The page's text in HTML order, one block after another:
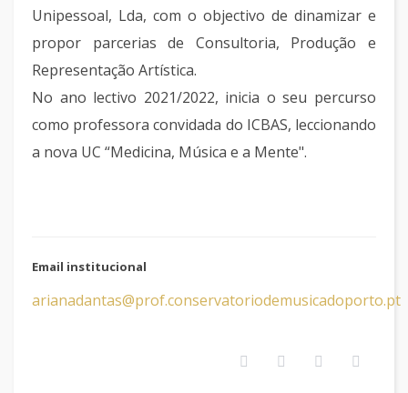
Unipessoal, Lda, com o objectivo de dinamizar e
propor parcerias de Consultoria, Produção e
Representação Artística.
No ano lectivo 2021/2022, inicia o seu percurso
como professora convidada do ICBAS, leccionando
a nova UC “Medicina, Música e a Mente".
Email institucional
arianadantas@prof.conservatoriodemusicadoporto.pt